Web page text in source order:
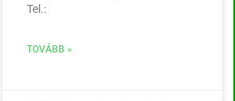
Tel.:
TOVÁBB »